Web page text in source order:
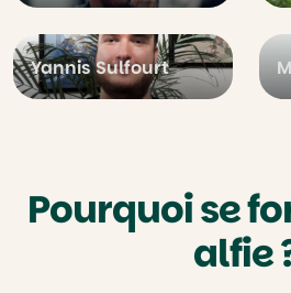
Yannis Sulfourt
Pourquoi se
alfie